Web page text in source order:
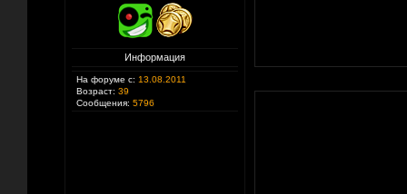
Информация
На форуме с: 13.08.2011
Возраст: 39
Сообщения: 5796